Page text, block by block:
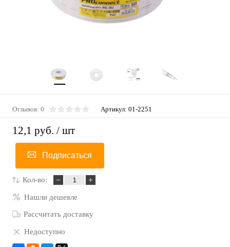
Отзывов: 0 Артикул: 01-2251
12,1 руб. / шт
Подписаться
Кол-во:
Нашли дешевле
Рассчитать доставку
Недоступно